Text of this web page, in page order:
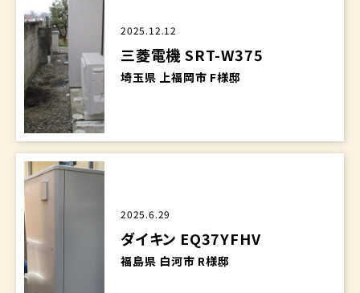
2025.12.12
三菱電機 SRT-W375
埼玉県 上福岡市 F様邸
2025.6.29
ダイキン EQ37YFHV
福島県 白河市 R様邸